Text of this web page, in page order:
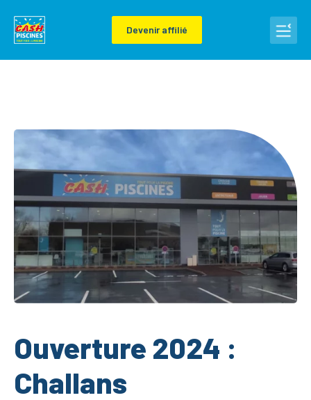
Devenir affilié
Ouverture 2024 :
Challans